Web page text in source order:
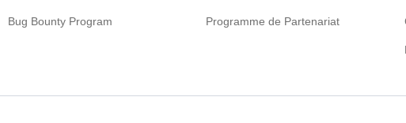
Bug Bounty Program Programme de Partenariat